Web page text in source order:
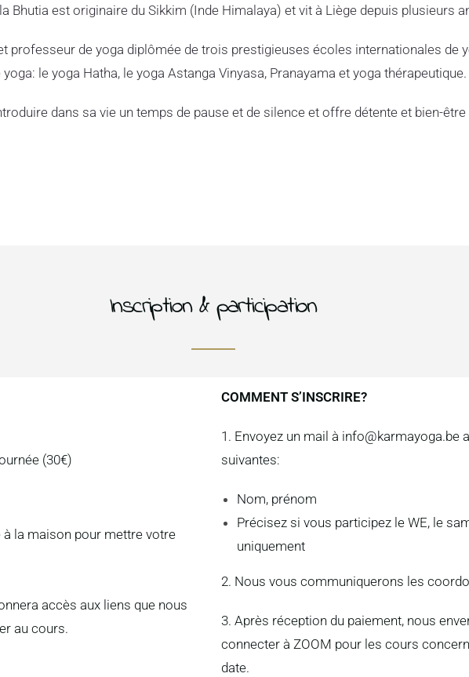
Bhutia est originaire du Sikkim (Inde Himalaya) et vit à Liège depuis plusieurs
professeur de yoga diplômée de trois prestigieuses écoles internationales de
le yoga Hatha, le yoga Astanga Vinyasa, Pranayama et yoga thérapeutique.
dans sa vie un temps de pause et de silence et offre détente et bien-
Inscription & participation
(30€)
à la maison pour mettre votre
accès aux liens que nous
au cours.
COMMENT S’INSCRIRE?
1. Envoyez un mail à info@karmayoga.be
suivantes:
Nom, prénom
Précisez si vous participez le WE, le
uniquement
2. Nous vous communiquerons les
3. Après réception du paiement, nous
connecter à ZOOM pour les cours
date.